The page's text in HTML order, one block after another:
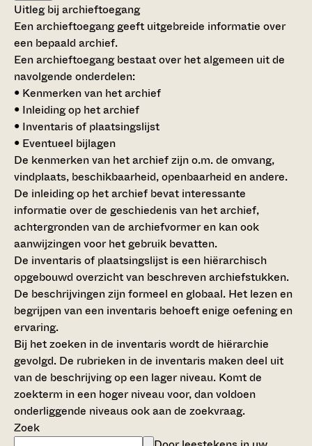
Uitleg bij archieftoegang
Een archieftoegang geeft uitgebreide informatie over
een bepaald archief.
Een archieftoegang bestaat over het algemeen uit de
navolgende onderdelen:
• Kenmerken van het archief
• Inleiding op het archief
• Inventaris of plaatsingslijst
• Eventueel bijlagen
De kenmerken van het archief zijn o.m. de omvang,
vindplaats, beschikbaarheid, openbaarheid en andere.
De inleiding op het archief bevat interessante
informatie over de geschiedenis van het archief,
achtergronden van de archiefvormer en kan ook
aanwijzingen voor het gebruik bevatten.
De inventaris of plaatsingslijst is een hiërarchisch
opgebouwd overzicht van beschreven archiefstukken.
De beschrijvingen zijn formeel en globaal. Het lezen en
begrijpen van een inventaris behoeft enige oefening en
ervaring.
Bij het zoeken in de inventaris wordt de hiërarchie
gevolgd. De rubrieken in de inventaris maken deel uit
van de beschrijving op een lager niveau. Komt de
zoekterm in een hoger niveau voor, dan voldoen
onderliggende niveaus ook aan de zoekvraag.
Zoek